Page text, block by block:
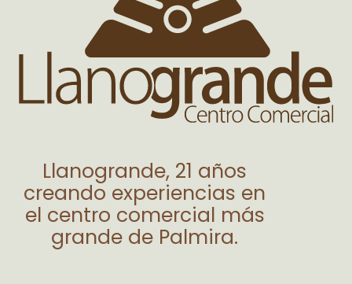
Llanogrande, 21 años
creando experiencias en
el centro comercial más
grande de Palmira.